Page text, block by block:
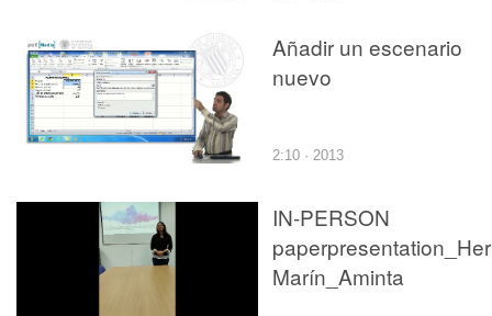
Añadir un escenario
nuevo
2:10 · 2013
IN-PERSON
Marín_Aminta